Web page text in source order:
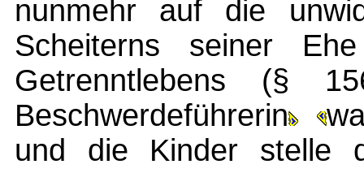
nunmehr auf die
Scheiterns seiner
Getrenntlebens (§
Beschwerdeführerin
und die Kinder stelle